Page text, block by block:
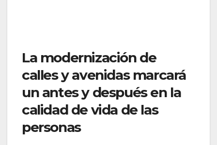
La modernización de
calles y avenidas marcará
un antes y después en la
calidad de vida de las
personas